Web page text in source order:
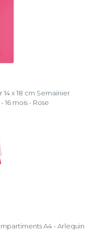
x 18 cm Semainier
mois - Rose
A4 - Arlequin